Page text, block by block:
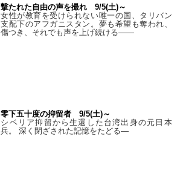
撃たれた自由の声を撮れ 9/5(土)～
女性が教育を受けられない唯一の国、タリバン
支配下のアフガニスタン。夢も希望も奪われ、
傷つき、それでも声を上げ続ける——
零下五十度の抑留者 9/5(土)～
シベリア抑留から生還した台湾出身の元日本
兵。 深く閉ざされた記憶をたどる—